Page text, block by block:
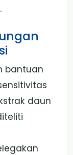
bantuan
daun